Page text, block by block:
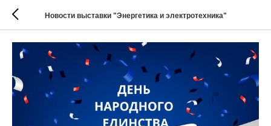
Новости выставки "Энергетика и электротехника"